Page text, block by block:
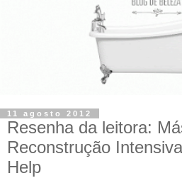
11 agosto 2012
Resenha da leitora:
Reconstrução
Help